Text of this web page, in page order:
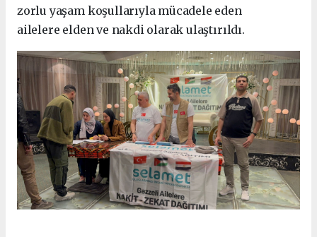
zorlu yaşam koşullarıyla mücadele eden
ailelere elden ve nakdi olarak ulaştırıldı.